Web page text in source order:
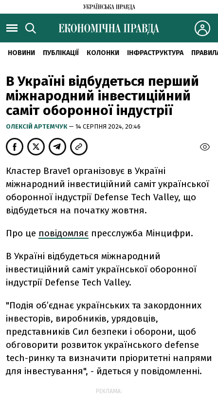
НОВИНИ ПУБЛІКАЦІЇ КОЛОНКИ ІНФРАСТРУКТУРА
В Україні відбудеться перший
міжнародний інвестиційний
саміт оборонної індустрії
ОЛЕКСІЙ АРТЕМЧУК — 14 СЕРПНЯ 2024, 20:46
Кластер Brave1 організовує в Україні
міжнародний інвестиційний саміт української
оборонної індустрії Defense Tech Valley, що
відбудеться на початку жовтня.
Про це повідомляє пресслужба Мінцифри.
В Україні відбудеться міжнародний
інвестиційний саміт української оборонної
індустрії Defense Tech Valley.
"Подія обʼєднає українських та закордонних
інвесторів, виробників, урядовців,
представників Сил безпеки і оборони, щоб
обговорити розвиток українського defense
tech-ринку та визначити пріоритетні напрями
для інвестування", - йдеться у повідомленні.
РЕКЛАМА: